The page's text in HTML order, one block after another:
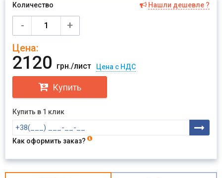
Количество Нашли дешевле ?
-
+
Цена:
2120 грн./лист Цена с НДС
Купить
Купить в 1 клик
Как оформить заказ?